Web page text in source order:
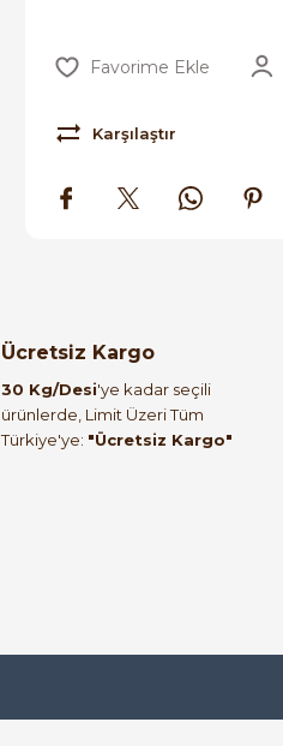
Karşılaştır
Ücretsiz Kargo
30 Kg/Desi'ye kadar seçili
ürünlerde, Limit Üzeri Tüm
Türkiye'ye: "Ücretsiz Kargo"